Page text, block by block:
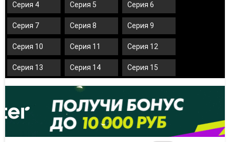
Серия 4 Серия 5 Серия 6
Серия 7 Серия 8 Серия 9
Серия 10 Серия 11 Серия 12
Серия 13 Серия 14 Серия 15